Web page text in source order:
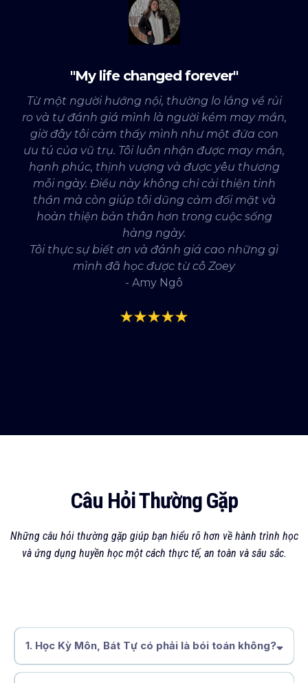
"My life changed forever"
Từ một người hướng nội, thường lo lắng về rủi
ro và tự đánh giá mình là người kém may mắn,
giờ đây tôi cảm thấy mình như một đứa con
ưu tú của vũ trụ. Tôi luôn nhận được may mắn,
hạnh phúc, thịnh vượng và được yêu thương
mỗi ngày. Điều này không chỉ cải thiện tinh
thần mà còn giúp tôi dũng cảm đối mặt và
hoàn thiện bản thân hơn trong cuộc sống
hàng ngày.
Tôi thực sự biết ơn và đánh giá cao những gì
mình đã học được từ cô Zoey
- Amy Ngô
Câu Hỏi Thường Gặp
Những câu hỏi thường gặp giúp bạn hiểu rõ hơn về hành trình học
và ứng dụng huyền học một cách thực tế, an toàn và sâu sắc.
1. Học Kỳ Môn, Bát Tự có phải là bói toán không?